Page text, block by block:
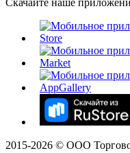
2015-2026 © ООО